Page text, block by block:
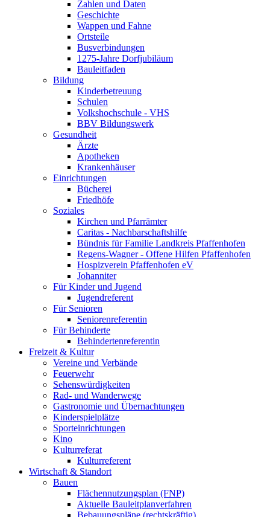
Zahlen und Daten
Geschichte
Wappen und Fahne
Ortsteile
Busverbindungen
1275-Jahre Dorfjubiläum
Bauleitfaden
Bildung
Kinderbetreuung
Schulen
Volkshochschule - VHS
BBV Bildungswerk
Gesundheit
Ärzte
Apotheken
Krankenhäuser
Einrichtungen
Bücherei
Friedhöfe
Soziales
Kirchen und Pfarrämter
Caritas - Nachbarschaftshilfe
Bündnis für Familie Landkreis Pfaffenhofen
Regens-Wagner - Offene Hilfen Pfaffenhofen
Hospizverein Pfaffenhofen eV
Johanniter
Für Kinder und Jugend
Jugendreferent
Für Senioren
Seniorenreferentin
Für Behinderte
Behindertenreferentin
Freizeit & Kultur
Vereine und Verbände
Feuerwehr
Sehenswürdigkeiten
Rad- und Wanderwege
Gastronomie und Übernachtungen
Kinderspielplätze
Sporteinrichtungen
Kino
Kulturreferat
Kulturreferent
Wirtschaft & Standort
Bauen
Flächennutzungsplan (FNP)
Aktuelle Bauleitplanverfahren
Bebauungspläne (rechtskräftig)